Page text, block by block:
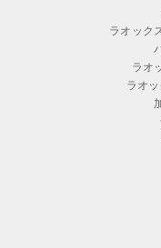
ラオック
ラオ
ラオ